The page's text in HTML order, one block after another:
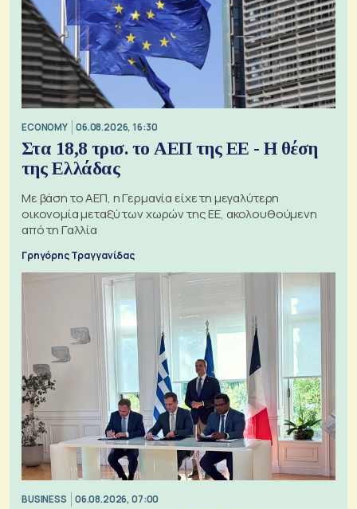
ECONOMY 06.08.2026, 16:30
Στα 18,8 τρισ. το ΑΕΠ της ΕΕ - Η θέση
της Ελλάδας
Με βάση το ΑΕΠ, η Γερμανία είχε τη μεγαλύτερη
οικονομία μεταξύ των χωρών της ΕΕ, ακολουθούμενη
από τη Γαλλία
Γρηγόρης Τραγγανίδας
BUSINESS 06.08.2026, 07:00